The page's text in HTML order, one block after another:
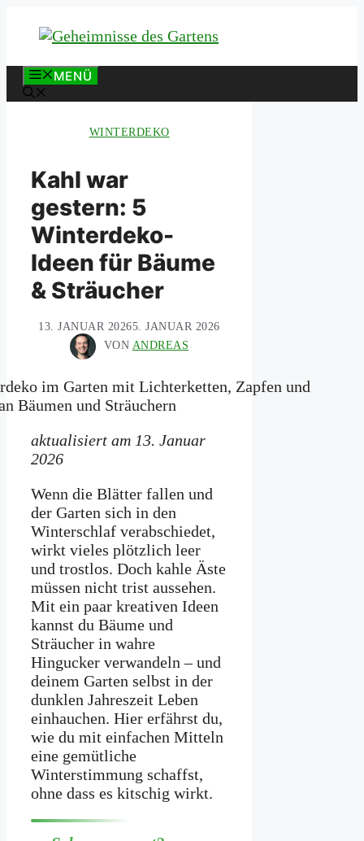
Inhalt
MENÜ
WINTERDEKO
Kahl war
gestern: 5
Winterdeko-
Ideen für Bäume
& Sträucher
13. JANUAR 20265. JANUAR 2026
VON ANDREAS
aktualisiert am 13. Januar
2026
Wenn die Blätter fallen und
der Garten sich in den
Winterschlaf verabschiedet,
wirkt vieles plötzlich leer
und trostlos. Doch kahle Äste
müssen nicht trist aussehen.
Mit ein paar kreativen Ideen
kannst du Bäume und
Sträucher in wahre
Hingucker verwandeln – und
deinem Garten selbst in der
dunklen Jahreszeit Leben
einhauchen. Hier erfährst du,
wie du mit einfachen Mitteln
eine gemütliche
Winterstimmung schaffst,
ohne dass es kitschig wirkt.